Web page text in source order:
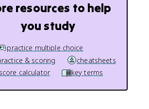
resources to help
you study
practice multiple choice
& scoring
cheatsheets
score calculator
key terms